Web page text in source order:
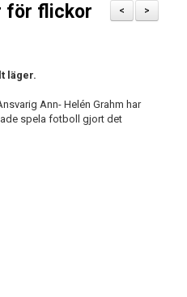
>
<
för flickor
läger.
Ann- Helén Grahm har
spela fotboll gjort det